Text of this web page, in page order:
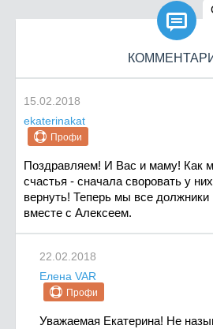

15.02.2018
ekaterinakat
Профи
Поздравляем! И Вас и маму! Как
счастья - сначала своровать у
вернуть! Теперь мы все
вместе с Алексеем.
22.02.2018
Елена VAR
Профи
Уважаемая Екатерина! Не